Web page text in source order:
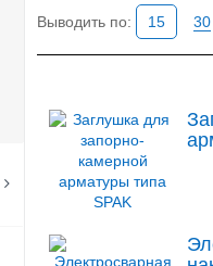
Выводить по: 15 30